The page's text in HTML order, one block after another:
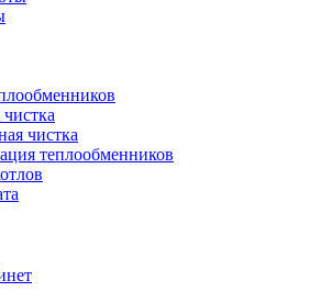
чистка
теплообменников